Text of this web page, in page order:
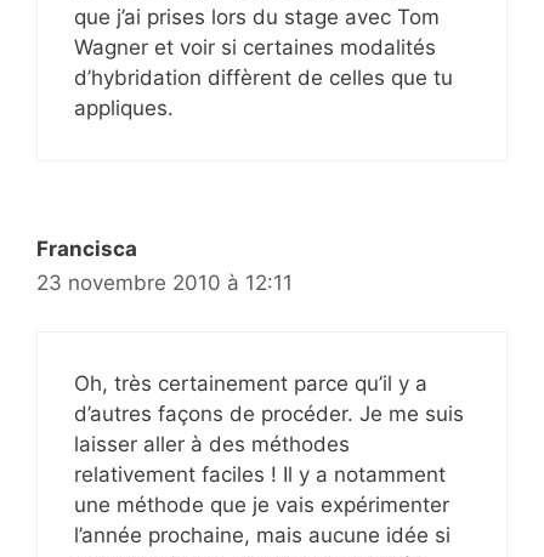
que j’ai prises lors du stage avec Tom
Wagner et voir si certaines modalités
d’hybridation diffèrent de celles que tu
appliques.
Francisca
23 novembre 2010 à 12:11
Oh, très certainement parce qu’il y a
d’autres façons de procéder. Je me suis
laisser aller à des méthodes
relativement faciles ! Il y a notamment
une méthode que je vais expérimenter
l’année prochaine, mais aucune idée si